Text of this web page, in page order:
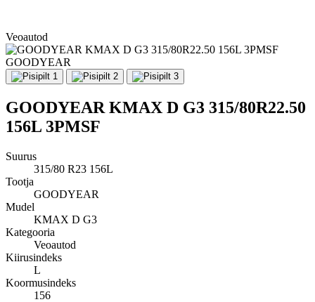
Veoautod
GOODYEAR
GOODYEAR KMAX D G3 315/80R22.50
156L 3PMSF
Suurus
315/80 R23 156L
Tootja
GOODYEAR
Mudel
KMAX D G3
Kategooria
Veoautod
Kiirusindeks
L
Koormusindeks
156